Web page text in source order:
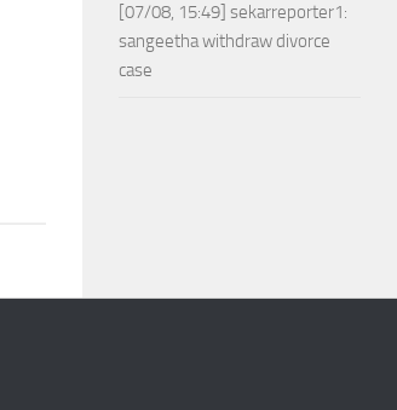
[07/08, 15:49] sekarreporter1:
sangeetha withdraw divorce
case